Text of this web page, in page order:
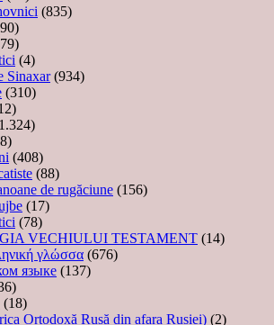
(835)
(4)
Sinaxar(934)
(310)
(408)
(88)
de rugăciune (156)
(17)
(78)
VECHIULUI TESTAMENT (14)
γλώσσα (676)
языке (137)
(18)
Ortodoxă Rusă din afara Rusiei) (2)